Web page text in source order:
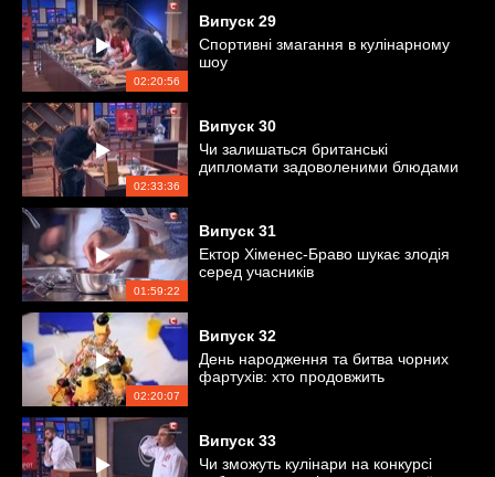
02:20:56
Випуск 29
Спортивні змагання в кулінарному
шоу
02:33:36
Випуск 30
Чи залишаться британські
дипломати задоволеними блюдами
01:59:22
Випуск 31
Ектор Хіменес-Браво шукає злодія
серед учасників
02:20:07
Випуск 32
День народження та битва чорних
фартухів: хто продовжить
Випуск 33
Чи зможуть кулінари на конкурсі